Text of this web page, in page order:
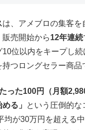
は、アメブロの集客を
売開始から12年連続
10位以内をキープし
つロングセラー商品
たった100円（月額
る」
という圧倒的な
均が30万円を超える